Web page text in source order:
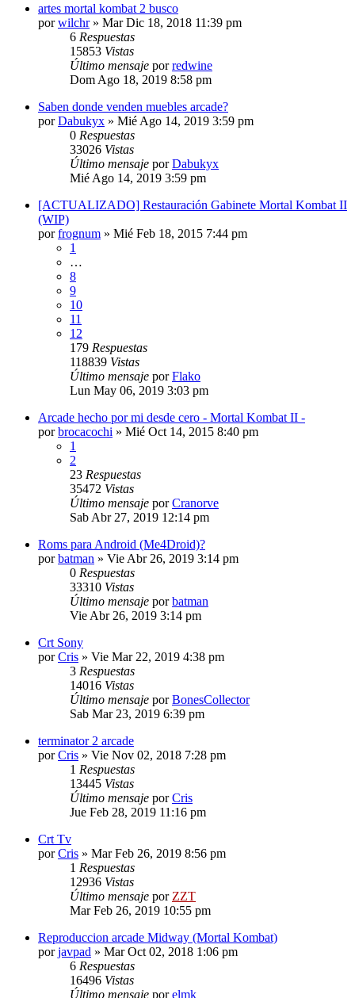
artes mortal kombat 2 busco
porwilchr» Mar Dic 18, 2018 11:39 pm
6 Respuestas
15853 Vistas
Último mensaje porredwine
Dom Ago 18, 2019 8:58 pm
Saben donde venden muebles arcade?
porDabukyx » Mié Ago 14, 2019 3:59 pm
0 Respuestas
33026 Vistas
Último mensaje porDabukyx
Mié Ago 14, 2019 3:59 pm
[ACTUALIZADO] Restauración Gabinete Mortal Kombat II
(WIP)
porfrognum » Mié Feb 18, 2015 7:44 pm
1
…
8
9
10
11
12
179 Respuestas
118839 Vistas
Último mensaje porFlako
Lun May 06, 2019 3:03 pm
Arcade hecho por mi desde cero - Mortal Kombat II -
porbrocacochi » Mié Oct 14, 2015 8:40 pm
1
2
23 Respuestas
35472 Vistas
Último mensaje porCranorve
Sab Abr 27, 2019 12:14 pm
Roms para Android (Me4Droid)?
porbatman » Vie Abr 26, 2019 3:14 pm
0 Respuestas
33310 Vistas
Último mensaje porbatman
Vie Abr 26, 2019 3:14 pm
Crt Sony
porCris » Vie Mar 22, 2019 4:38 pm
3 Respuestas
14016 Vistas
Último mensaje porBonesCollector
Sab Mar 23, 2019 6:39 pm
terminator 2 arcade
porCris » Vie Nov 02, 2018 7:28 pm
1 Respuestas
13445 Vistas
Último mensaje porCris
Jue Feb 28, 2019 11:16 pm
Crt Tv
porCris » Mar Feb 26, 2019 8:56 pm
1 Respuestas
12936 Vistas
Último mensaje por ZZT
Mar Feb 26, 2019 10:55 pm
Reproduccion arcade Midway (Mortal Kombat)
porjavpad » Mar Oct 02, 2018 1:06 pm
6 Respuestas
16496 Vistas
Último mensaje porelmk